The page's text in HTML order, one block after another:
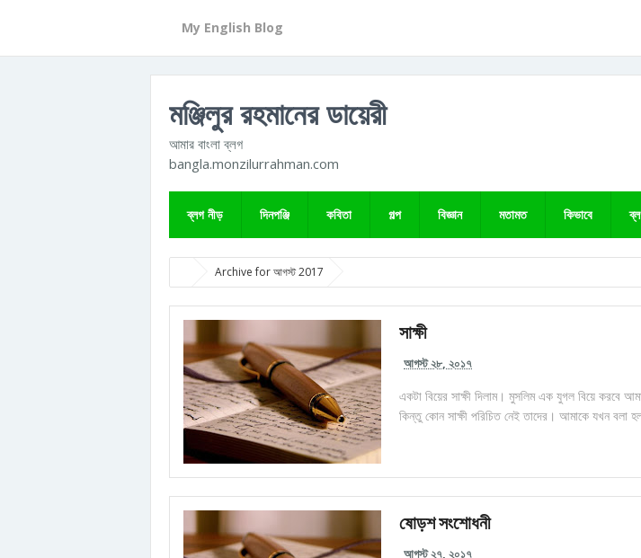
My English Blog
মঞ্জিলুর রহমানের ডায়েরী
আমার বাংলা ব্লগ
bangla.monzilurrahman.com
ব্লগ নীড় দিনপঞ্জি কবিতা গল্প বিজ্ঞান মতামত কিভাবে
Archive for আগস্ট 2017
সাক্ষী
আগস্ট ২৮, ২০১৭
একটা বিয়ের সাক্ষী দিলাম। মুসলিম এক যুগল বিয়ে করবে
কিন্তু কোন সাক্ষী পরিচিত নেই তাদের। আমাকে যখন বলা
ষোড়শ সংশোধনী
আগস্ট ২৭, ২০১৭